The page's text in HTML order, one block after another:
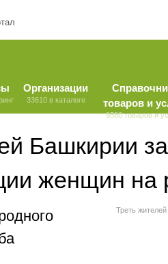
Организации
33610 в каталоге
товаров и
9580 товаров и
Башкирии
женщин на
Треть